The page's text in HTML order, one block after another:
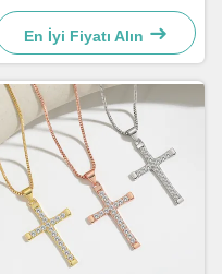
Erkekler Mücevher Çapraz
Kolye Zincirleri
En İyi Fiyatı Alın